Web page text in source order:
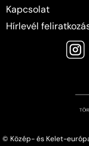
Kapcsolat
Hírlevél
© Közép- és Kelet-